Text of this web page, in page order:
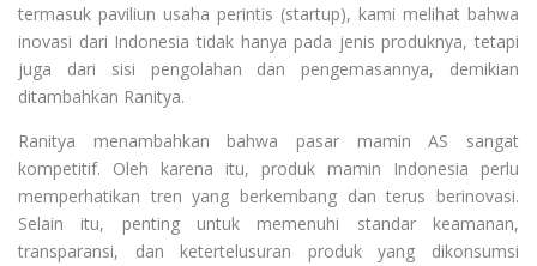
termasuk paviliun usaha perintis (startup), kami melihat bahwa
inovasi dari Indonesia tidak hanya pada jenis produknya, tetapi
juga dari sisi pengolahan dan pengemasannya, demikian
ditambahkan Ranitya.
Ranitya menambahkan bahwa pasar mamin AS sangat
kompetitif. Oleh karena itu, produk mamin Indonesia perlu
memperhatikan tren yang berkembang dan terus berinovasi.
Selain itu, penting untuk memenuhi standar keamanan,
transparansi, dan ketertelusuran produk yang dikonsumsi